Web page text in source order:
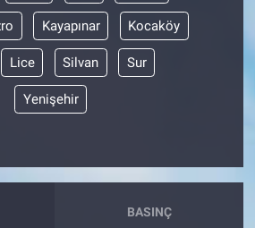
Kayapınar Kocaköy
Lice Silvan Sur
Yenişehir
BASINÇ